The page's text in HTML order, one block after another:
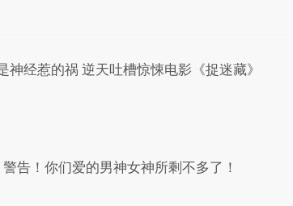
神经惹的祸 逆天吐槽惊悚电影《捉迷藏》
告！你们爱的男神女神所剩不多了！